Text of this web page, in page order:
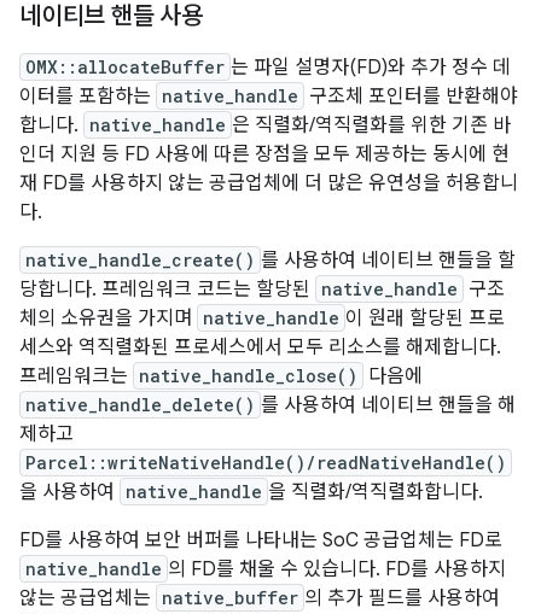
네이티브 핸들 사용
OMX::allocateBuffer 는 파일 설명자(FD)와 추가 정수 데
이터를 포함하는 native_handle 구조체 포인터를 반환해야
합니다. native_handle 은 직렬화/역직렬화를 위한 기존 바
인더 지원 등 FD 사용에 따른 장점을 모두 제공하는 동시에 현
재 FD를 사용하지 않는 공급업체에 더 많은 유연성을 허용합니
다.
native_handle_create() 를 사용하여 네이티브 핸들을 할
당합니다. 프레임워크 코드는 할당된 native_handle 구조
체의 소유권을 가지며
native_handle 이 원래 할당된 프로
세스와 역직렬화된 프로세스에서 모두 리소스를 해제합니다.
프레임워크는 native_handle_close() 다음에
native_handle_delete() 를 사용하여 네이티브 핸들을 해
제하고
Parcel::writeNativeHandle()/readNativeHandle()
을 사용하여 native_handle 을 직렬화/역직렬화합니다.
FD를 사용하여 보안 버퍼를 나타내는 SoC 공급업체는 FD로
native_handle 의 FD를 채울 수 있습니다. FD를 사용하지
않는 공급업체는 native_buffer 의 추가 필드를 사용하여